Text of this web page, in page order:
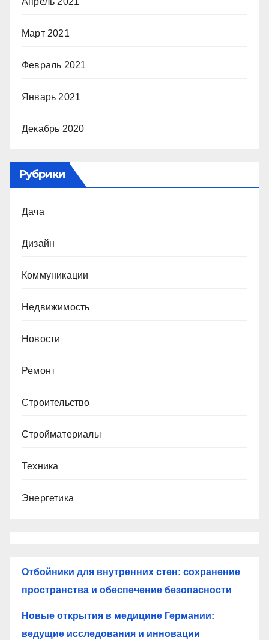
Март 2021
Февраль 2021
Январь 2021
Декабрь 2020
Рубрики
Дача
Дизайн
Коммуникации
Недвижимость
Новости
Ремонт
Строительство
Стройматериалы
Техника
Энергетика
Отбойники для внутренних стен: сохранение
пространства и обеспечение безопасности
Новые открытия в медицине Германии:
ведущие исследования и инновации